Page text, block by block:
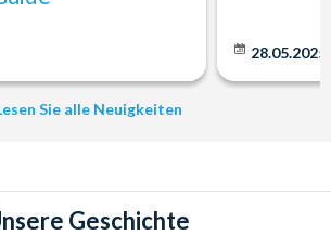
28.05.2025
Sie alle Neuigkeiten
Geschichte